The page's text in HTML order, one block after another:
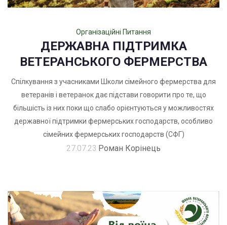
Організаційні Питання
ДЕРЖАВНА ПІДТРИМКА
ВЕТЕРАНСЬКОГО ФЕРМЕРСТВА
Спілкування з учасниками Школи сімейного фермерства для
ветеранів і ветеранок дає підстави говорити про те, що
більшість із них поки що слабо орієнтуються у можливостях
державної підтримки фермерських господарств, особливо
сімейних фермерських господарств (СФГ)
27.07.23 Роман Корінець